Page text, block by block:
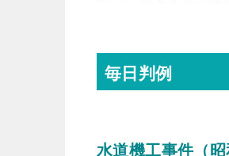
毎日判例
水道機工事件（昭